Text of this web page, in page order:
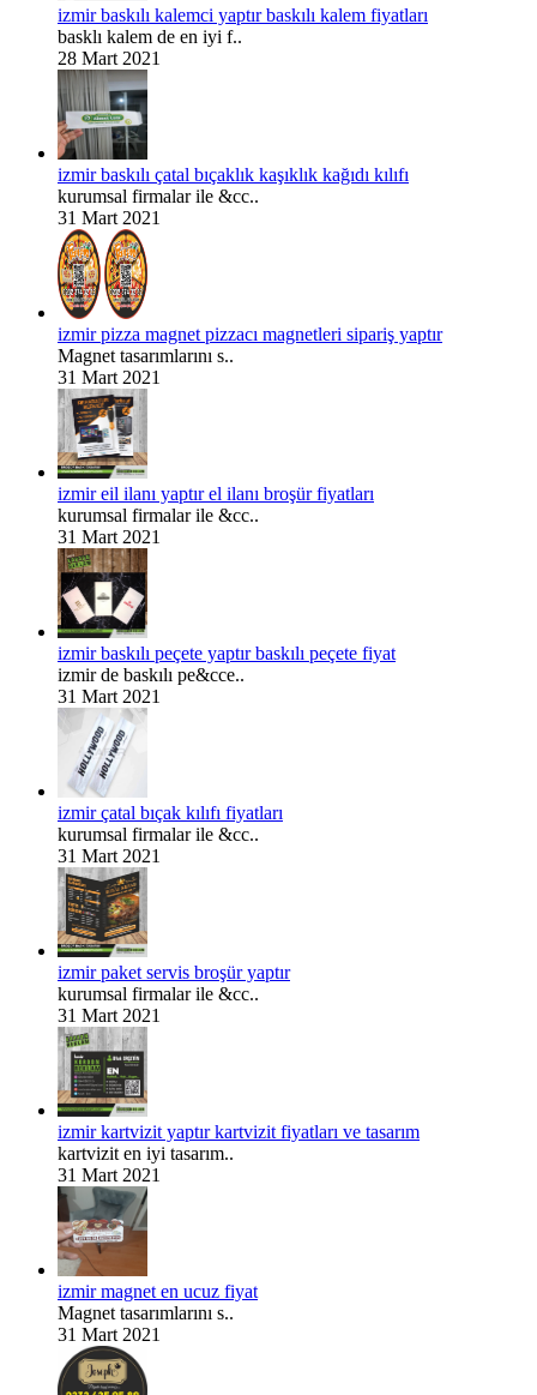
izmir baskılı kalemci yaptır baskılı kalem fiyatları
basklı kalem de en iyi f..
28 Mart 2021
izmir baskılı çatal bıçaklık kaşıklık kağıdı kılıfı
kurumsal firmalar ile &cc..
31 Mart 2021
izmir pizza magnet pizzacı magnetleri sipariş yaptır
Magnet tasarımlarını s..
31 Mart 2021
izmir eil ilanı yaptır el ilanı broşür fiyatları
kurumsal firmalar ile &cc..
31 Mart 2021
izmir baskılı peçete yaptır baskılı peçete fiyat
izmir de baskılı pe&cce..
31 Mart 2021
izmir çatal bıçak kılıfı fiyatları
kurumsal firmalar ile &cc..
31 Mart 2021
izmir paket servis broşür yaptır
kurumsal firmalar ile &cc..
31 Mart 2021
izmir kartvizit yaptır kartvizit fiyatları ve tasarım
kartvizit en iyi tasarım..
31 Mart 2021
izmir magnet en ucuz fiyat
Magnet tasarımlarını s..
31 Mart 2021